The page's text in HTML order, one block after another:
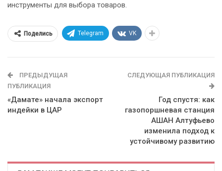
инструменты для выбора товаров.
Поделись Telegram VK
ПРЕДЫДУЩАЯ
ПУБЛИКАЦИЯ
«Дамате» начала экспорт
индейки в ЦАР
СЛЕДУЮЩАЯ ПУБЛИКАЦИЯ
Год спустя: как
газопоршневая станция
АШАН Алтуфьево
изменила подход к
устойчивому развитию